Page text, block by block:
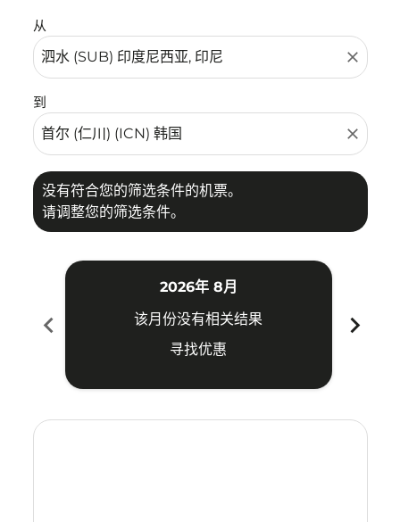
从
close
到
close
没有符合您的筛选条件的机票。
请调整您的筛选条件。
chevron_left
2026年 8月
该月份没有相关结果
寻找优惠
chevron_right